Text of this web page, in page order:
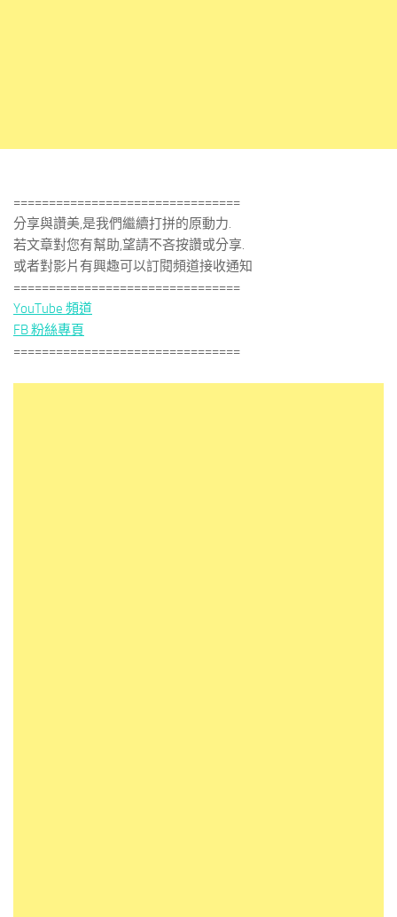
================================
分享與讚美,是我們繼續打拼的原動力.
若文章對您有幫助,望請不吝按讚或分享.
或者對影片有興趣可以訂閱頻道接收通知
================================
YouTube 頻道
FB 粉絲專頁
================================